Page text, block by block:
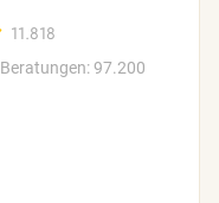
11.818
Beratungen: 97.200